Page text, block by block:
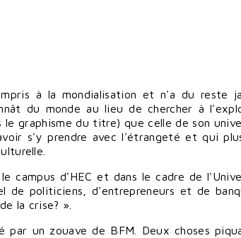
à la mondialisation et n'a du reste
du monde au lieu de chercher à
graphisme du titre) que celle de son
s'y prendre avec l'étrangeté et qui
campus d'HEC et dans le cadre de
politiciens, d'entrepreneurs et de
la crise? ».
un zouave de BFM. Deux choses